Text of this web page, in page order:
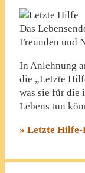
Das
Freunden und
In Anlehnung
die „Letzte
was sie für die
Lebens tun
» Letzte Hilfe-